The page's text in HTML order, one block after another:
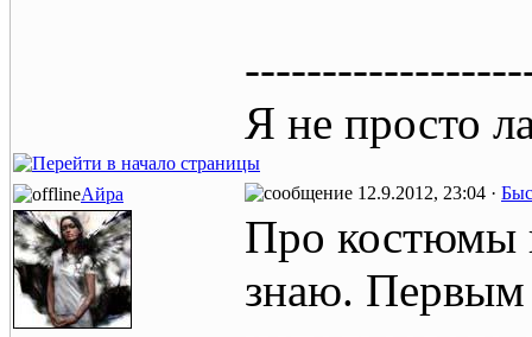
Я не просто
Айра 12.9.2012, 23:04 ·
Про костюмы
знаю. Первым